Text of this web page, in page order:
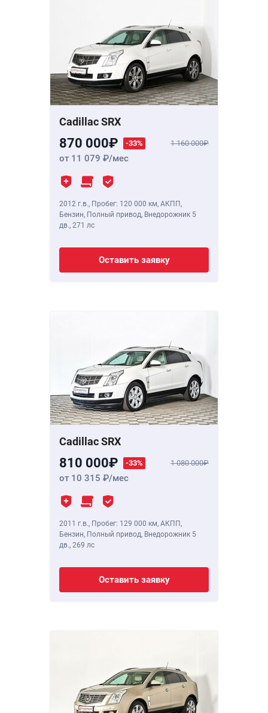
Cadillac SRX
870 000 -33% 1 160 000
от 11 079 /мес
2012 г.в., Пробег: 120 000 км, АКПП,
Бензин, Полный привод, Внедорожник 5
дв., 271 лс
Оставить заявку
Cadillac SRX
810 000 -33% 1 080 000
от 10 315 /мес
2011 г.в., Пробег: 129 000 км, АКПП,
Бензин, Полный привод, Внедорожник 5
дв., 269 лс
Оставить заявку